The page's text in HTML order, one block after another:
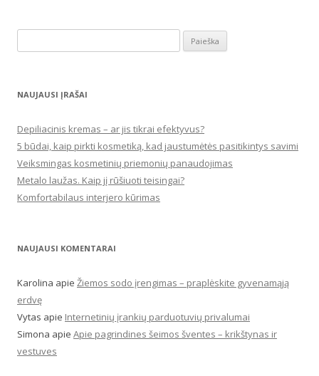
NAUJAUSI ĮRAŠAI
Depiliacinis kremas – ar jis tikrai efektyvus?
5 būdai, kaip pirkti kosmetiką, kad jaustumėtės pasitikintys savimi
Veiksmingas kosmetinių priemonių panaudojimas
Metalo laužas. Kaip jį rūšiuoti teisingai?
Komfortabilaus interjero kūrimas
NAUJAUSI KOMENTARAI
Karolina apie Žiemos sodo įrengimas – praplėskite gyvenamąją
erdvę
Vytas apie Internetinių įrankių parduotuvių privalumai
Simona apie Apie pagrindines šeimos šventes – krikštynas ir
vestuves